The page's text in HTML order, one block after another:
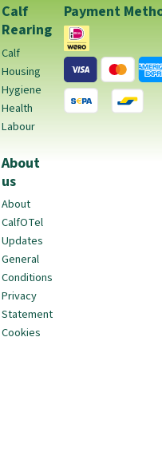
Calf
Rearing
Calf
Housing
Hygiene
Health
Labour
About
us
About
CalfOTel
Updates
General
Conditions
Privacy
Statement
Cookies
Payment